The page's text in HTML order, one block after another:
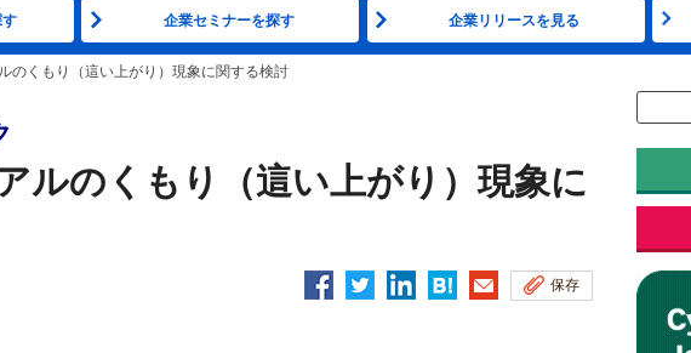
企業セミナーを探す 企業リリースを見る
のくもり（這い上がり）現象に関する検討
ルのくもり（這い上がり）現象に
保存